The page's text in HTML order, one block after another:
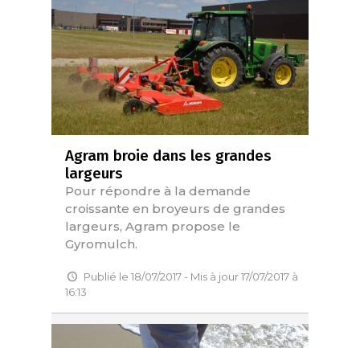
Agram broie dans les grandes
largeurs
Pour répondre à la demande
croissante en broyeurs de grandes
largeurs, Agram propose le
Gyromulch.
Publié le 18/07/2017 - Mis à jour 17/07/2017 à
16:13